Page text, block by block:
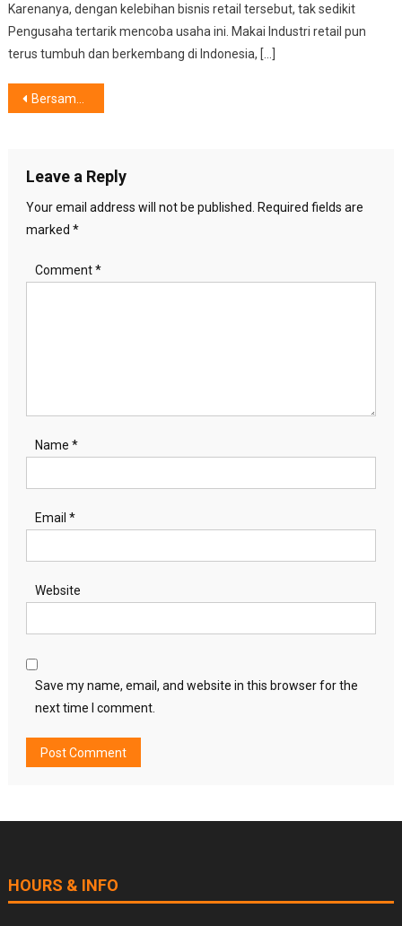
Karenanya, dengan kelebihan bisnis retail tersebut, tak sedikit
Pengusaha tertarik mencoba usaha ini. Makai Industri retail pun
terus tumbuh dan berkembang di Indonesia, […]
Post
Bersama Lawan Kanker Hati, Deteksi Dini dan Terapi Inovatif
Leave a Reply
Your email address will not be published.
Required fields are
marked *
Comment*
Name *
Email *
Website
Save my name, email, and website in this browser for the
next time I comment.
HOURS & INFO